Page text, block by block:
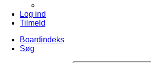
Log ind
Tilmeld
Boardindeks
Søg